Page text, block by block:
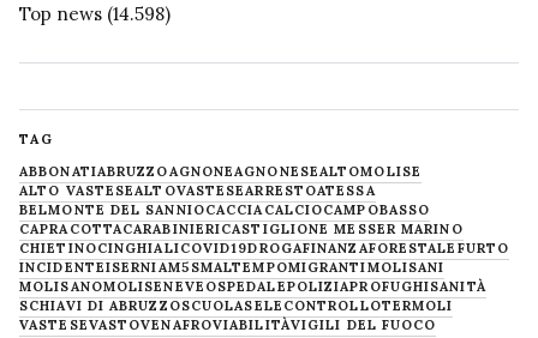
Top news (14.598)
TAG
ABBONATIABRUZZOAGNONEAGNONESEALTOMOLISE
ALTO VASTESEALTOVASTESEARRESTOATESSA
BELMONTE DEL SANNIOCACCIA CALCIOCAMPOBASSO
CAPRACOTTACARABINIERICASTIGLIONE MESSER MARINO
CHIETINOCINGHIALICOVID19DROGAFINANZAFORESTALE FURTO
INCIDENTEISERNIAM5SMALTEMPOMIGRANTIMOLISANI
MOLISANOMOLISENEVE OSPEDALEPOLIZIAPROFUGHISANITÀ
SCHIAVI DI ABRUZZOSCUOLASELECONTROLLOTERMOLI
VASTESEVASTOVENAFROVIABILITÀVIGILI DEL FUOCO